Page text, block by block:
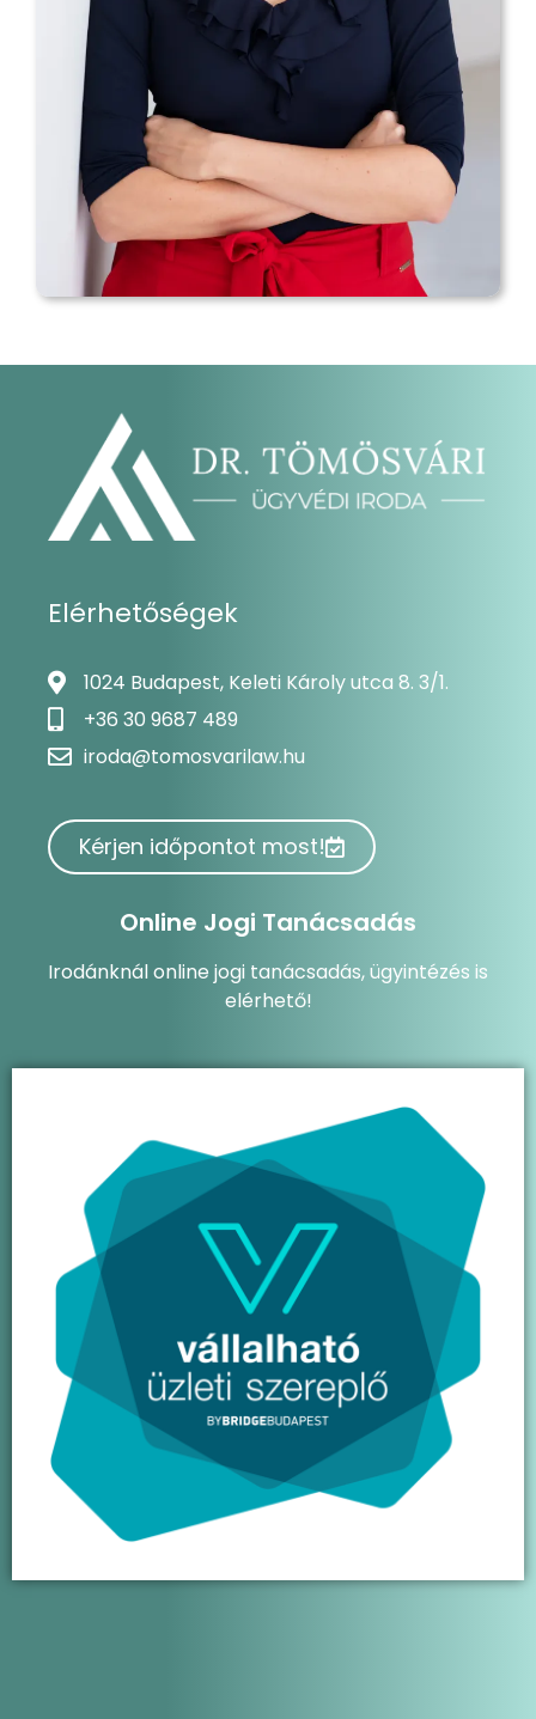
Elérhetőségek
1024 Budapest, Keleti Károly utca 8. 3/1.
+36 30 9687 489
iroda@tomosvarilaw.hu
Kérjen időpontot most!
Online Jogi Tanácsadás
Irodánknál online jogi tanácsadás, ügyintézés is
elérhető!